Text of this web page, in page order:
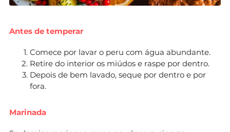
Antes de temperar
Comece por lavar o peru com água abundante.
Retire do interior os miúdos e raspe por dentro.
Depois de bem lavado, seque por dentro e por
fora.
Marinada